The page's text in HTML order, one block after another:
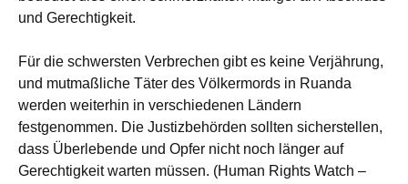
und Gerechtigkeit.
Für die schwersten Verbrechen gibt es keine Verjährung,
und mutmaßliche Täter des Völkermords in Ruanda
werden weiterhin in verschiedenen Ländern
festgenommen. Die Justizbehörden sollten sicherstellen,
dass Überlebende und Opfer nicht noch länger auf
Gerechtigkeit warten müssen. (Human Rights Watch –